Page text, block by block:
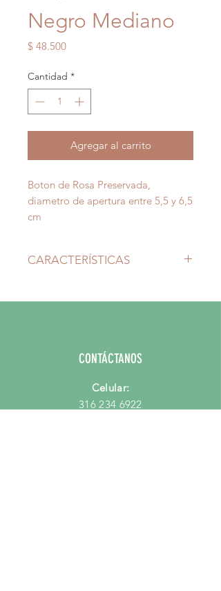
Negro Mediano
$ 48.500Precio
Cantidad *
Agregar al carrito
Boton de Rosa Preservada,
diametro de apertura entre 5,5 y 6,5
cm
CARACTERÍSTICAS
Tallo: Sin Tallo
CONTÁCTANOS
Celular:
316 234 6922